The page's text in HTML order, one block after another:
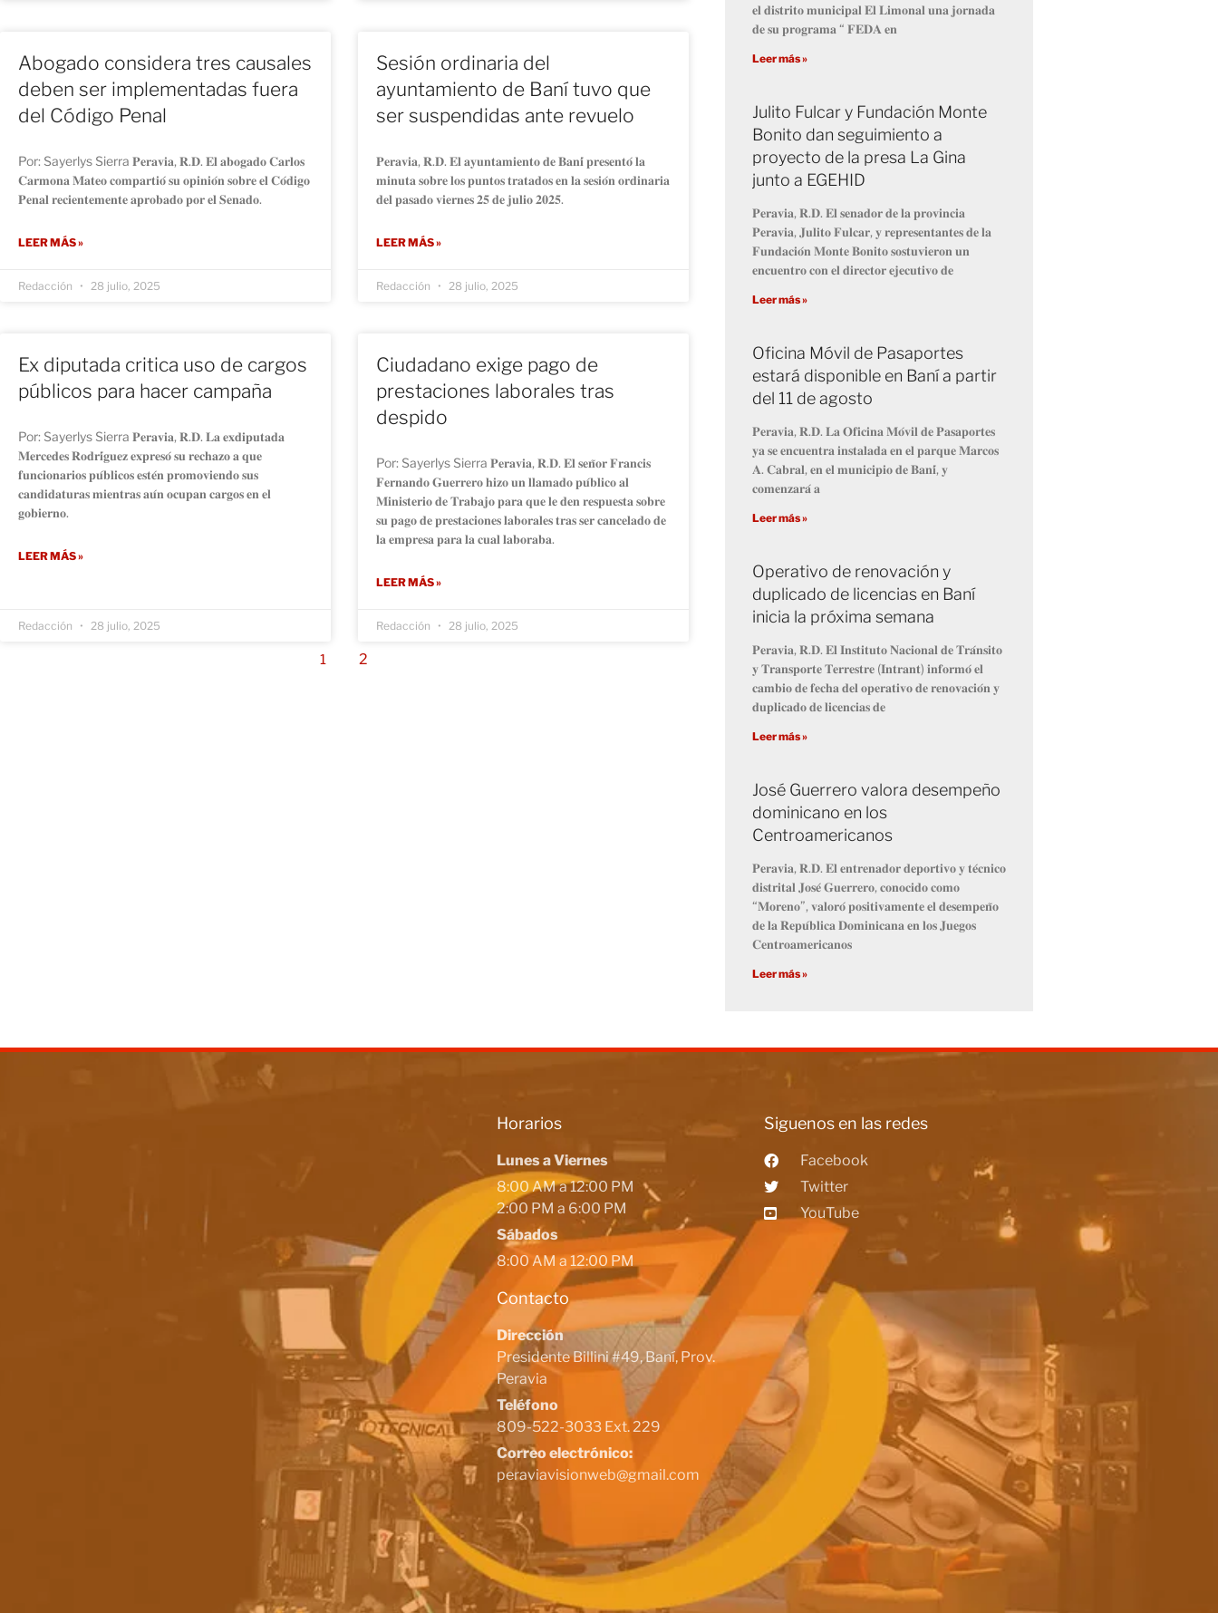
Abogado considera tres causales
deben ser implementadas fuera
del Código Penal
Por: Sayerlys Sierra 𝐏𝐞𝐫𝐚𝐯𝐢𝐚, 𝐑.𝐃. 𝐄𝐥 𝐚𝐛𝐨𝐠𝐚𝐝𝐨 𝐂𝐚𝐫𝐥𝐨𝐬
𝐂𝐚𝐫𝐦𝐨𝐧𝐚 𝐌𝐚𝐭𝐞𝐨 𝐜𝐨𝐦𝐩𝐚𝐫𝐭𝐢𝐨́ 𝐬𝐮 𝐨𝐩𝐢𝐧𝐢𝐨́𝐧 𝐬𝐨𝐛𝐫𝐞 𝐞𝐥 𝐂𝐨́𝐝𝐢𝐠𝐨
𝐏𝐞𝐧𝐚𝐥 𝐫𝐞𝐜𝐢𝐞𝐧𝐭𝐞𝐦𝐞𝐧𝐭𝐞 𝐚𝐩𝐫𝐨𝐛𝐚𝐝𝐨 𝐩𝐨𝐫 𝐞𝐥 𝐒𝐞𝐧𝐚𝐝𝐨.
LEER MÁS »
Redacción 28 julio, 2025
Sesión ordinaria del
ayuntamiento de Baní tuvo que
ser suspendidas ante revuelo
𝐏𝐞𝐫𝐚𝐯𝐢𝐚, 𝐑.𝐃. 𝐄𝐥 𝐚𝐲𝐮𝐧𝐭𝐚𝐦𝐢𝐞𝐧𝐭𝐨 𝐝𝐞 𝐁𝐚𝐧𝐢́ 𝐩𝐫𝐞𝐬𝐞𝐧𝐭𝐨́ 𝐥𝐚
𝐦𝐢𝐧𝐮𝐭𝐚 𝐬𝐨𝐛𝐫𝐞 𝐥𝐨𝐬 𝐩𝐮𝐧𝐭𝐨𝐬 𝐭𝐫𝐚𝐭𝐚𝐝𝐨𝐬 𝐞𝐧 𝐥𝐚 𝐬𝐞𝐬𝐢𝐨́𝐧 𝐨𝐫𝐝𝐢𝐧𝐚𝐫𝐢𝐚
𝐝𝐞𝐥 𝐩𝐚𝐬𝐚𝐝𝐨 𝐯𝐢𝐞𝐫𝐧𝐞𝐬 𝟐𝟓 𝐝𝐞 𝐣𝐮𝐥𝐢𝐨 𝟐𝟎𝟐𝟓.
LEER MÁS »
Redacción 28 julio, 2025
Ex diputada critica uso de cargos
públicos para hacer campaña
Por: Sayerlys Sierra 𝐏𝐞𝐫𝐚𝐯𝐢𝐚, 𝐑.𝐃. 𝐋𝐚 𝐞𝐱𝐝𝐢𝐩𝐮𝐭𝐚𝐝𝐚
𝐌𝐞𝐫𝐜𝐞𝐝𝐞𝐬 𝐑𝐨𝐝𝐫𝐢́𝐠𝐮𝐞𝐳 𝐞𝐱𝐩𝐫𝐞𝐬𝐨́ 𝐬𝐮 𝐫𝐞𝐜𝐡𝐚𝐳𝐨 𝐚 𝐪𝐮𝐞
𝐟𝐮𝐧𝐜𝐢𝐨𝐧𝐚𝐫𝐢𝐨𝐬 𝐩𝐮́𝐛𝐥𝐢𝐜𝐨𝐬 𝐞𝐬𝐭𝐞́𝐧 𝐩𝐫𝐨𝐦𝐨𝐯𝐢𝐞𝐧𝐝𝐨 𝐬𝐮𝐬
𝐜𝐚𝐧𝐝𝐢𝐝𝐚𝐭𝐮𝐫𝐚𝐬 𝐦𝐢𝐞𝐧𝐭𝐫𝐚𝐬 𝐚𝐮́𝐧 𝐨𝐜𝐮𝐩𝐚𝐧 𝐜𝐚𝐫𝐠𝐨𝐬 𝐞𝐧 𝐞𝐥
𝐠𝐨𝐛𝐢𝐞𝐫𝐧𝐨.
LEER MÁS »
Redacción 28 julio, 2025
Ciudadano exige pago de
prestaciones laborales tras
despido
Por: Sayerlys Sierra 𝐏𝐞𝐫𝐚𝐯𝐢𝐚, 𝐑.𝐃. 𝐄𝐥 𝐬𝐞𝐧̃𝐨𝐫 𝐅𝐫𝐚𝐧𝐜𝐢𝐬
𝐅𝐞𝐫𝐧𝐚𝐧𝐝𝐨 𝐆𝐮𝐞𝐫𝐫𝐞𝐫𝐨 𝐡𝐢𝐳𝐨 𝐮𝐧 𝐥𝐥𝐚𝐦𝐚𝐝𝐨 𝐩𝐮́𝐛𝐥𝐢𝐜𝐨 𝐚𝐥
𝐌𝐢𝐧𝐢𝐬𝐭𝐞𝐫𝐢𝐨 𝐝𝐞 𝐓𝐫𝐚𝐛𝐚𝐣𝐨 𝐩𝐚𝐫𝐚 𝐪𝐮𝐞 𝐥𝐞 𝐝𝐞𝐧 𝐫𝐞𝐬𝐩𝐮𝐞𝐬𝐭𝐚 𝐬𝐨𝐛𝐫𝐞
𝐬𝐮 𝐩𝐚𝐠𝐨 𝐝𝐞 𝐩𝐫𝐞𝐬𝐭𝐚𝐜𝐢𝐨𝐧𝐞𝐬 𝐥𝐚𝐛𝐨𝐫𝐚𝐥𝐞𝐬 𝐭𝐫𝐚𝐬 𝐬𝐞𝐫 𝐜𝐚𝐧𝐜𝐞𝐥𝐚𝐝𝐨 𝐝𝐞
𝐥𝐚 𝐞𝐦𝐩𝐫𝐞𝐬𝐚 𝐩𝐚𝐫𝐚 𝐥𝐚 𝐜𝐮𝐚𝐥 𝐥𝐚𝐛𝐨𝐫𝐚𝐛𝐚.
LEER MÁS »
Redacción 28 julio, 2025
1 2
𝐞𝐥 𝐝𝐢𝐬𝐭𝐫𝐢𝐭𝐨 𝐦𝐮𝐧𝐢𝐜𝐢𝐩𝐚𝐥 𝐄𝐥 𝐋𝐢𝐦𝐨𝐧𝐚𝐥 𝐮𝐧𝐚 𝐣𝐨𝐫𝐧𝐚𝐝𝐚
𝐝𝐞 𝐬𝐮 𝐩𝐫𝐨𝐠𝐫𝐚𝐦𝐚 “ 𝐅𝐄𝐃𝐀 𝐞𝐧
Leer más »
Julito Fulcar y Fundación Monte
Bonito dan seguimiento a
proyecto de la presa La Gina
junto a EGEHID
𝐏𝐞𝐫𝐚𝐯𝐢𝐚, 𝐑.𝐃. 𝐄𝐥 𝐬𝐞𝐧𝐚𝐝𝐨𝐫 𝐝𝐞 𝐥𝐚 𝐩𝐫𝐨𝐯𝐢𝐧𝐜𝐢𝐚
𝐏𝐞𝐫𝐚𝐯𝐢𝐚, 𝐉𝐮𝐥𝐢𝐭𝐨 𝐅𝐮𝐥𝐜𝐚𝐫, 𝐲 𝐫𝐞𝐩𝐫𝐞𝐬𝐞𝐧𝐭𝐚𝐧𝐭𝐞𝐬 𝐝𝐞 𝐥𝐚
𝐅𝐮𝐧𝐝𝐚𝐜𝐢𝐨́𝐧 𝐌𝐨𝐧𝐭𝐞 𝐁𝐨𝐧𝐢𝐭𝐨 𝐬𝐨𝐬𝐭𝐮𝐯𝐢𝐞𝐫𝐨𝐧 𝐮𝐧
𝐞𝐧𝐜𝐮𝐞𝐧𝐭𝐫𝐨 𝐜𝐨𝐧 𝐞𝐥 𝐝𝐢𝐫𝐞𝐜𝐭𝐨𝐫 𝐞𝐣𝐞𝐜𝐮𝐭𝐢𝐯𝐨 𝐝𝐞
Leer más »
Oficina Móvil de Pasaportes
estará disponible en Baní a partir
del 11 de agosto
𝐏𝐞𝐫𝐚𝐯𝐢𝐚, 𝐑.𝐃. 𝐋𝐚 𝐎𝐟𝐢𝐜𝐢𝐧𝐚 𝐌𝐨́𝐯𝐢𝐥 𝐝𝐞 𝐏𝐚𝐬𝐚𝐩𝐨𝐫𝐭𝐞𝐬
𝐲𝐚 𝐬𝐞 𝐞𝐧𝐜𝐮𝐞𝐧𝐭𝐫𝐚 𝐢𝐧𝐬𝐭𝐚𝐥𝐚𝐝𝐚 𝐞𝐧 𝐞𝐥 𝐩𝐚𝐫𝐪𝐮𝐞 𝐌𝐚𝐫𝐜𝐨𝐬
𝐀. 𝐂𝐚𝐛𝐫𝐚𝐥, 𝐞𝐧 𝐞𝐥 𝐦𝐮𝐧𝐢𝐜𝐢𝐩𝐢𝐨 𝐝𝐞 𝐁𝐚𝐧𝐢́, 𝐲
𝐜𝐨𝐦𝐞𝐧𝐳𝐚𝐫𝐚́ 𝐚
Leer más »
Operativo de renovación y
duplicado de licencias en Baní
inicia la próxima semana
𝐏𝐞𝐫𝐚𝐯𝐢𝐚, 𝐑.𝐃. 𝐄𝐥 𝐈𝐧𝐬𝐭𝐢𝐭𝐮𝐭𝐨 𝐍𝐚𝐜𝐢𝐨𝐧𝐚𝐥 𝐝𝐞 𝐓𝐫𝐚́𝐧𝐬𝐢𝐭𝐨
𝐲 𝐓𝐫𝐚𝐧𝐬𝐩𝐨𝐫𝐭𝐞 𝐓𝐞𝐫𝐫𝐞𝐬𝐭𝐫𝐞 (𝐈𝐧𝐭𝐫𝐚𝐧𝐭) 𝐢𝐧𝐟𝐨𝐫𝐦𝐨́ 𝐞𝐥
𝐜𝐚𝐦𝐛𝐢𝐨 𝐝𝐞 𝐟𝐞𝐜𝐡𝐚 𝐝𝐞𝐥 𝐨𝐩𝐞𝐫𝐚𝐭𝐢𝐯𝐨 𝐝𝐞 𝐫𝐞𝐧𝐨𝐯𝐚𝐜𝐢𝐨́𝐧 𝐲
𝐝𝐮𝐩𝐥𝐢𝐜𝐚𝐝𝐨 𝐝𝐞 𝐥𝐢𝐜𝐞𝐧𝐜𝐢𝐚𝐬 𝐝𝐞
Leer más »
José Guerrero valora desempeño
dominicano en los
Centroamericanos
𝐏𝐞𝐫𝐚𝐯𝐢𝐚, 𝐑.𝐃. 𝐄𝐥 𝐞𝐧𝐭𝐫𝐞𝐧𝐚𝐝𝐨𝐫 𝐝𝐞𝐩𝐨𝐫𝐭𝐢𝐯𝐨 𝐲 𝐭𝐞́𝐜𝐧𝐢𝐜𝐨
𝐝𝐢𝐬𝐭𝐫𝐢𝐭𝐚𝐥 𝐉𝐨𝐬𝐞́ 𝐆𝐮𝐞𝐫𝐫𝐞𝐫𝐨, 𝐜𝐨𝐧𝐨𝐜𝐢𝐝𝐨 𝐜𝐨𝐦𝐨
“𝐌𝐨𝐫𝐞𝐧𝐨”, 𝐯𝐚𝐥𝐨𝐫𝐨́ 𝐩𝐨𝐬𝐢𝐭𝐢𝐯𝐚𝐦𝐞𝐧𝐭𝐞 𝐞𝐥 𝐝𝐞𝐬𝐞𝐦𝐩𝐞𝐧̃𝐨
𝐝𝐞 𝐥𝐚 𝐑𝐞𝐩𝐮́𝐛𝐥𝐢𝐜𝐚 𝐃𝐨𝐦𝐢𝐧𝐢𝐜𝐚𝐧𝐚 𝐞𝐧 𝐥𝐨𝐬 𝐉𝐮𝐞𝐠𝐨𝐬
𝐂𝐞𝐧𝐭𝐫𝐨𝐚𝐦𝐞𝐫𝐢𝐜𝐚𝐧𝐨𝐬
Leer más »
Horarios
Lunes a Viernes
8:00 AM a 12:00 PM
2:00 PM a 6:00 PM
Sábados
8:00 AM a 12:00 PM
Contacto
Dirección
Presidente Billini #49, Baní, Prov.
Peravia
Teléfono
809-522-3033 Ext. 229
Correo electrónico:
peraviavisionweb@gmail.com
Siguenos en las redes
Facebook
Twitter
YouTube